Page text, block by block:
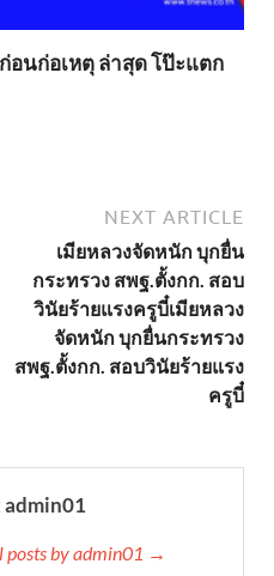
อนก่อเหตุ ล่าสุด โป๊ะแตก
NEXT ARTICLE
เมียหลวงจัดหนัก บุกยื่น
กระทรวง สพฐ.ตั้งกก. สอบ
วินัยร้ายแรงครูบี๋เมียหลวง
จัดหนัก บุกยื่นกระทรวง
สพฐ.ตั้งกก. สอบวินัยร้ายแรง
ครูบี๋
posts by admin01 →